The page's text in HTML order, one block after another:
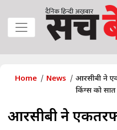
Home News
आरसीबी ने
किंग्स को
आरसीबी ने